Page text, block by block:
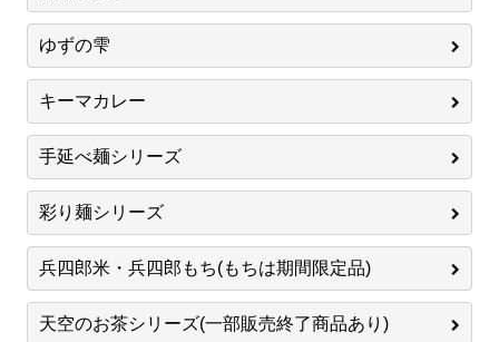
ゆずの雫
キーマカレー
手延べ麺シリーズ
彩り麺シリーズ
兵四郎米・兵四郎もち(もちは期間限定品)
天空のお茶シリーズ(一部販売終了商品あり)